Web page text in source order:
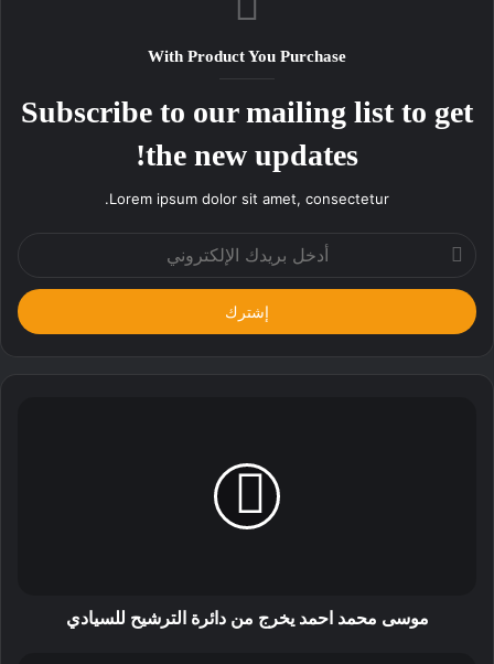
With Product You Purchase
Subscribe to our mailing list to get
the new updates!
Lorem ipsum dolor sit amet, consectetur.
بريدك
الإلكتروني
موسى محمد احمد يخرج من دائرة الترشيح للسيادي